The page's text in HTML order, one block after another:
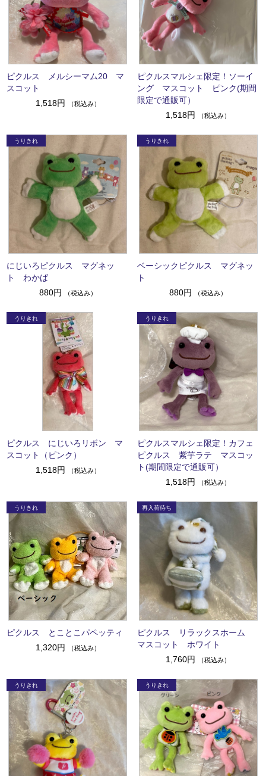
ピクルス メルシーマム20 マ
スコット
1,518円
（税込み）
ピクルスマルシェ限定！ソーイ
ング マスコット ピンク(期間
限定で通販可）
1,518円
（税込み）
にじいろピクルス マグネッ
ト わかば
880円
（税込み）
ベーシックピクルス マグネッ
ト
880円
（税込み）
ピクルス にじいろリボン マ
スコット（ピンク）
1,518円
（税込み）
ピクルスマルシェ限定！カフェ
ピクルス 紫芋ラテ マスコッ
ト(期間限定で通販可）
1,518円
（税込み）
ピクルス とことこパペッティ
1,320円
（税込み）
ピクルス リラックスホーム
マスコット ホワイト
1,760円
（税込み）